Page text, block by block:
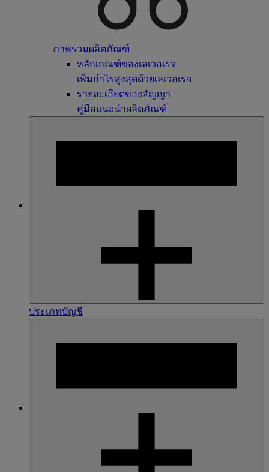
ภาพรวมผลิตภัณฑ์
หลักเกณฑ์ของเลเวอเรจ
เพิ่มกำไรสูงสุดด้วยเลเวอเรจ
รายละเอียดของสัญญา
คู่มือแนะนำผลิตภัณฑ์
ประเภทบัญชี